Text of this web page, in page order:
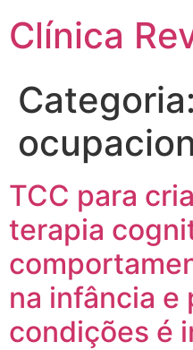
Clínica
Categoria:
TCC para
terapia
na infância e
condições é